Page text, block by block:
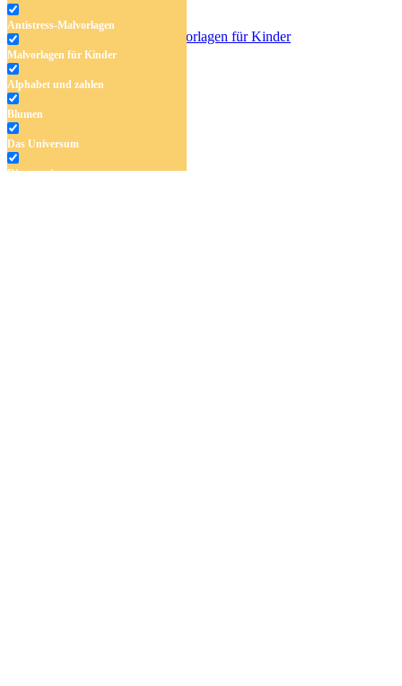
Antistress-Malvorlagen
Malvorlagen für Kinder
Alphabet und zahlen
Blumen
Das Universum
Dinosaurier
Wassermelone